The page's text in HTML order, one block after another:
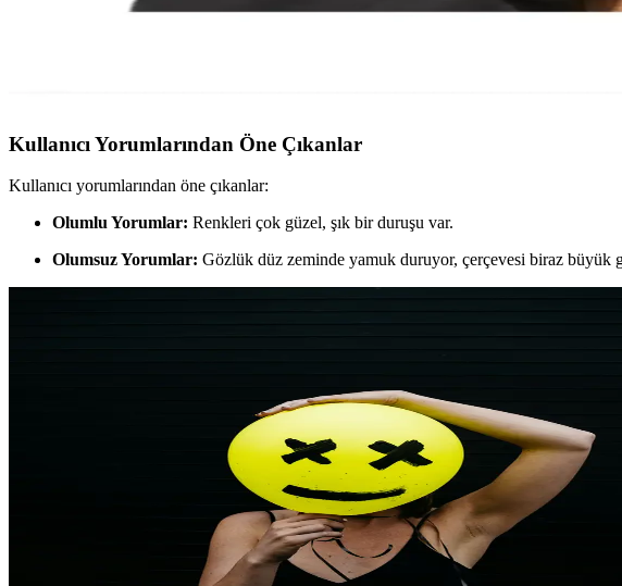
Kullanıcı Yorumlarından Öne Çıkanlar
Kullanıcı yorumlarından öne çıkanlar:
Olumlu Yorumlar: Renkleri çok güzel, şık bir duruşu var.
Olumsuz Yorumlar: Gözlük düz zeminde yamuk duruyor, çerçevesi biraz büyük